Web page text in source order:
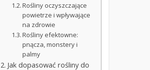
Rośliny oczyszczające
powietrze i wpływające
na zdrowie
Rośliny efektowne:
pnącza, monstery i
palmy
Jak dopasować rośliny do